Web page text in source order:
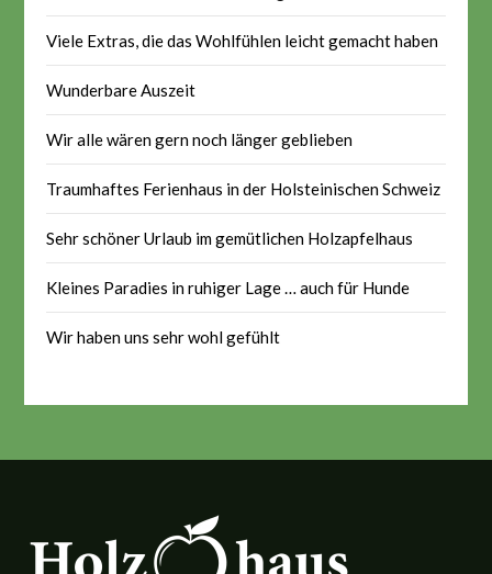
Viele Extras, die das Wohlfühlen leicht gemacht haben
Wunderbare Auszeit
Wir alle wären gern noch länger geblieben
Traumhaftes Ferienhaus in der Holsteinischen Schweiz
Sehr schöner Urlaub im gemütlichen Holzapfelhaus
Kleines Paradies in ruhiger Lage … auch für Hunde
Wir haben uns sehr wohl gefühlt